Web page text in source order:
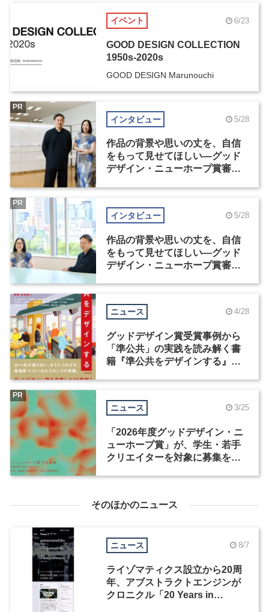
イベント 6/23
GOOD DESIGN COLLECTION
1950s-2020s
GOOD DESIGN Marunouchi
インタビュー 5/28
作品の背景や思いの丈を、自信
をもって見せてほしい―グッド
デザイン・ニューホープ賞審査
PR
インタビュー 5/28
作品の背景や思いの丈を、自信
をもって見せてほしい―グッド
デザイン・ニューホープ賞審査
PR
ニュース 4/28
グッドデザイン賞受賞事例から
「準公共」の実践を読み解く書
籍『準公共をデザインする』が
ニュース 3/25
「2026年度グッドデザイン・ニ
ューホープ賞」が、学生・若手
クリエイターを対象に募集を開
PR
そのほかのニュース
ニュース 8/7
ライゾマティクス設立から20周
年、アブストラクトエンジンが
クロニクル「20 Years in